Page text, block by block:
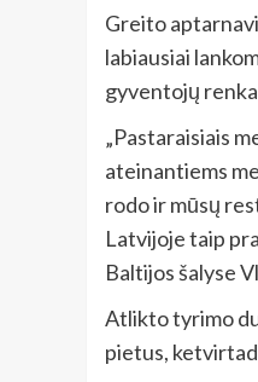
Greito
labiausiai
gyventojų
„Pastaraisiais
ateinantiems
rodo ir mūsų
Latvijoje taip
Baltijos šalyse
Atlikto tyrimo
pietus,